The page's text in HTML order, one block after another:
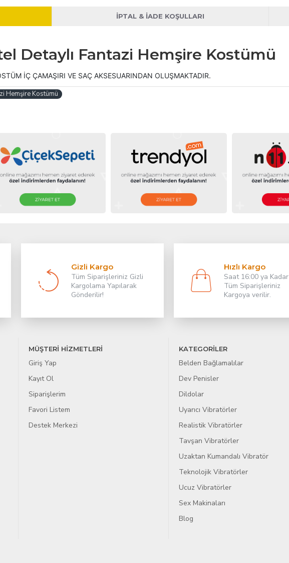
İPTAL & İADE KOŞULLARI
Detaylı Fantazi Hemşire Kostümü
İÇ ÇAMAŞIRI VE SAÇ AKSESUARINDAN OLUŞMAKTADIR.
Hemşire Kostümü
Gizli Kargo
Tüm Siparişleriniz Gizli
Kargolama Yapılarak
Gönderilir!
Hızlı Kargo
Saat 16:00 ya Kadar
Tüm Siparişleriniz
Kargoya verilir.
MÜŞTERİ HİZMETLERİ
Giriş Yap
Kayıt Ol
Siparişlerim
Favori Listem
Destek Merkezi
KATEGORİLER
Belden Bağlamalılar
Dev Penisler
Dildolar
Uyarıcı Vibratörler
Realistik Vibratörler
Tavşan Vibratörler
Uzaktan Kumandalı Vibratör
Teknolojik Vibratörler
Ucuz Vibratörler
Sex Makinaları
Blog